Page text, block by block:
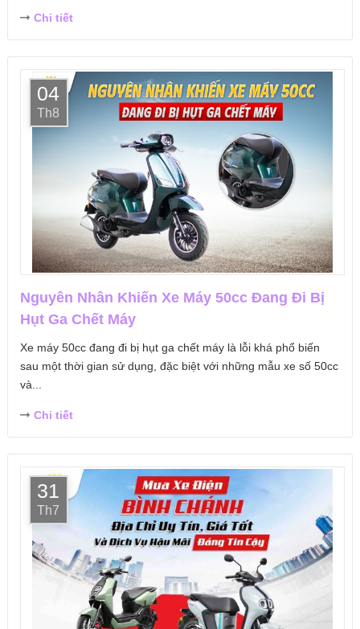
Chi tiết
04
Th8
Nguyên Nhân Khiến Xe Máy 50cc Đang Đi Bị
Hụt Ga Chết Máy
Xe máy 50cc đang đi bị hụt ga chết máy là lỗi khá phổ biến
sau một thời gian sử dụng, đặc biệt với những mẫu xe số 50cc
và...
Chi tiết
31
Th7